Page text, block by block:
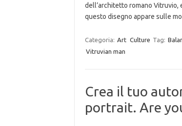
dell’architetto romano Vitruvio,
questo disegno appare sulle
Categoria: Art Culture Tag:
Vitruvian man
Crea il tuo
portrait. Are